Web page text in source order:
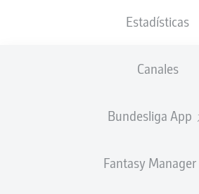
Estadísticas
Canales
Bundesliga App
Fantasy Manager